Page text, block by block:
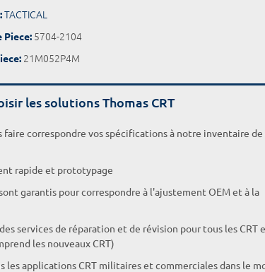
TACTICAL
Piece: 5704-2104
21M052P4M
les solutions Thomas CRT
faire correspondre vos spécifications à notre inventaire
rapide et prototypage
garantis pour correspondre à l'ajustement OEM et à la
services de réparation et de révision pour tous les CRT
les nouveaux CRT)
les applications CRT militaires et commerciales dans le